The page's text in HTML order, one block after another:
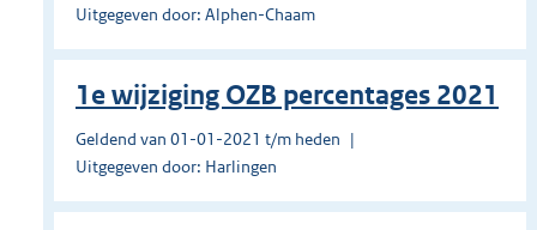
Uitgegeven door: Alphen-Chaam
1e wijziging OZB percentages 2021
Geldend van 01-01-2021 t/m heden
Uitgegeven door: Harlingen